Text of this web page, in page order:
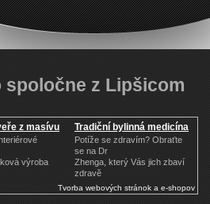
z Lipšicom
z masívu
výroba
Tradiční bylinná medicína
Potíže se zdravím? Obraťte
se na Dr
Zhenga, který Vás jich zbaví
zdravě
Tvorba webových stránok a e-shopov